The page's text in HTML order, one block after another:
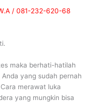
/ 081-232-620-68
maka berhati-hatilah
yang sudah pernah
merawat luka
yang mungkin bisa